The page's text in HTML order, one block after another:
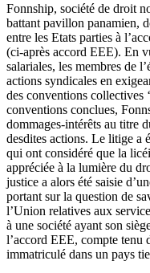
Fonnship, société de droit
battant pavillon panamien,
entre les Etats parties à
(ci-après accord EEE). En
salariales, les membres de
actions syndicales en
des conventions collectives
conventions conclues,
dommages-intérêts au titre
desdites actions. Le litige a
qui ont considéré que la
appréciée à la lumière du
justice a alors été saisie
portant sur la question de
l’Union relatives aux
à une société ayant son
l’accord EEE, compte tenu
immatriculé dans un pays